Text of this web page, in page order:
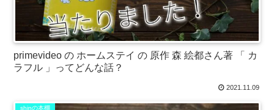
primevideo の ホームステイ の 原作 森 絵都さん著 「 カ
ラフル 」ってどんな話？
2021.11.09
shinの本棚